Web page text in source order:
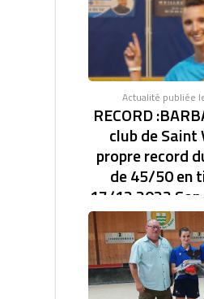
Actualité publiée
RECORD
club de Saint
propre record
de 45/50 en
17/12 2023
de 46/47.établi
des
RECORD DU MONDE
46/47. BARBARA